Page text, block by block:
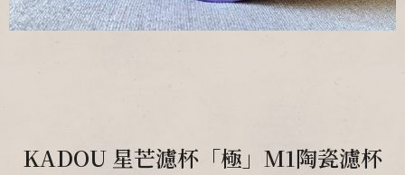
KADOU 星芒濾杯「極」M1陶瓷濾杯